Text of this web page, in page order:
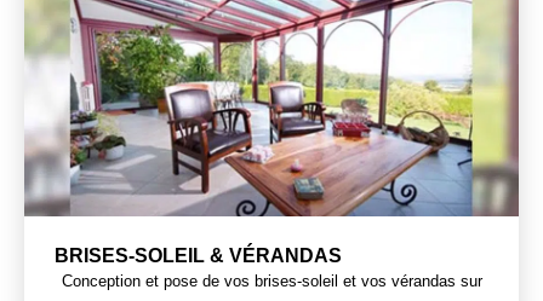
BRISES-SOLEIL & VÉRANDAS
Conception et pose de vos brises-soleil et vos vérandas sur